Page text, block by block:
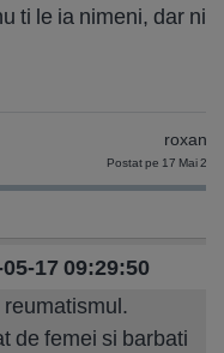
ti le ia nimeni, dar
Postat pe 17 Mai
17 09:29:50
de femei si barbati